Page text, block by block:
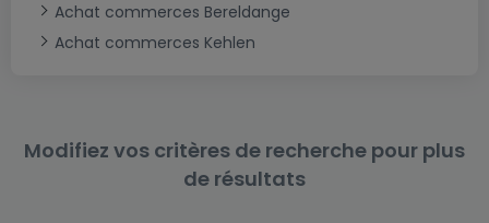
Achat commerces Bereldange
Achat commerces Kehlen
Modifiez vos critères de recherche pour plus
de résultats